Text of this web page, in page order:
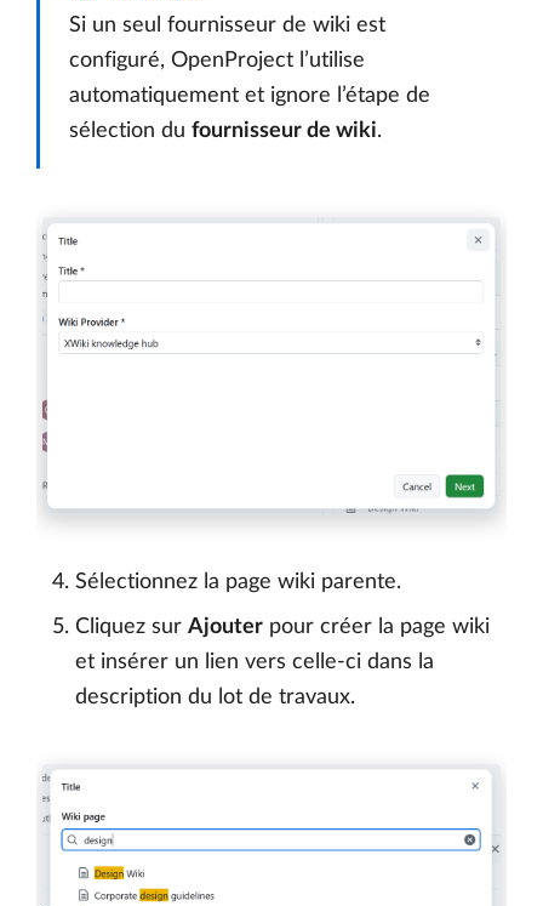
Si un seul fournisseur de wiki est
configuré, OpenProject l’utilise
automatiquement et ignore l’étape de
sélection du fournisseur de wiki.
Sélectionnez la page wiki parente.
Cliquez sur Ajouter pour créer la page wiki
et insérer un lien vers celle-ci dans la
description du lot de travaux.